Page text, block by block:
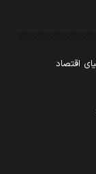
اقتصاد